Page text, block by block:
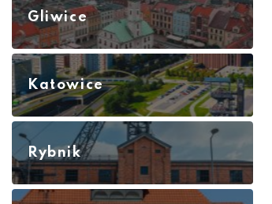
Gliwice
Katowice
Rybnik